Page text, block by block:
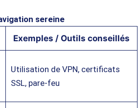
sereine
Exemples / Outils conseillés
Utilisation de VPN, certificats
SSL, pare-feu